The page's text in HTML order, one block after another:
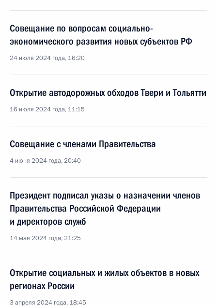
Совещание по вопросам социально-
экономического развития новых субъектов РФ
24 июля 2024 года, 16:20
Открытие автодорожных обходов Твери и Тольятти
16 июля 2024 года, 11:15
Совещание с членами Правительства
4 июня 2024 года, 20:40
Президент подписал указы о назначении членов
Правительства Российской Федерации
и директоров служб
14 мая 2024 года, 21:25
Открытие социальных и жилых объектов в новых
регионах России
3 апреля 2024 года, 18:45